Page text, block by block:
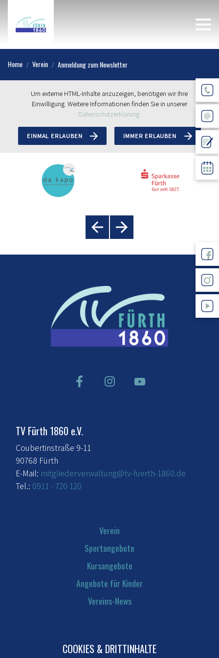
Home Verein Anmeldung zum Newsletter
Um externe HTML-Inhalte anzuzeigen, benötigen wir Ihre
Einwilligung. Weitere Informationen finden Sie in unserer
Datenschutzerklärung.
EINMAL ERLAUBEN IMMER ERLAUBEN
TV Fürth 1860 e.V.
Coubertinstraße 9-11
90768 Fürth
E-Mail: mitgliederverwaltung@tv-fuerth-1860.de
Tel.: 0911 - 720 120
Verein
Sportangebote
Kursangebote
Angebote für Kinder
Vereins-News
Kontakt
COOKIES & DRITTINHALTE